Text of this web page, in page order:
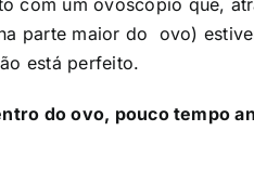
com um ovoscópio que,
parte maior do ovo)
está perfeito.
do ovo, pouco tempo